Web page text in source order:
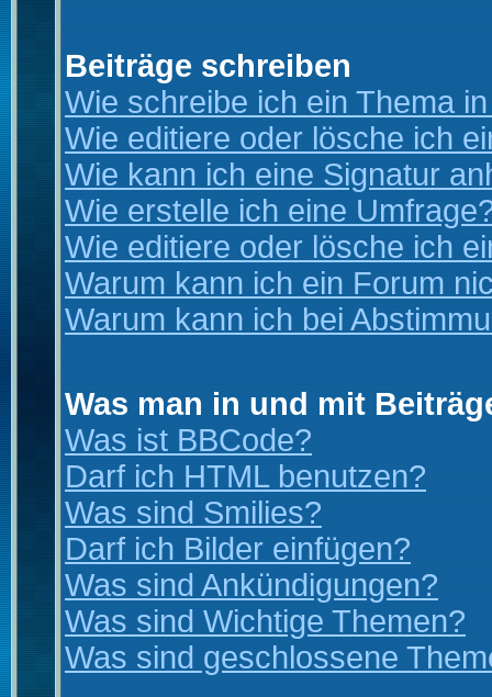
Beiträge schreiben
Wie schreibe ich ein Thema
Wie editiere oder lösche ich
Wie kann ich eine Signatur
Wie erstelle ich eine
Wie editiere oder lösche ich
Warum kann ich ein Forum
Warum kann ich bei
Was man in und mit
Was ist BBCode?
Darf ich HTML benutzen?
Was sind Smilies?
Darf ich Bilder einfügen?
Was sind Ankündigungen?
Was sind Wichtige Themen?
Was sind geschlossene